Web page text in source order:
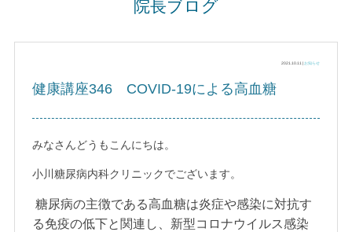
院長ブログ
2021.10.11 |お知らせ
健康講座346 COVID-19による高血糖
みなさんどうもこんにちは。
小川糖尿病内科クリニックでございます。
糖尿病の主徴である高血糖は炎症や感染に対抗す
る免疫の低下と関連し、新型コロナウイルス感染